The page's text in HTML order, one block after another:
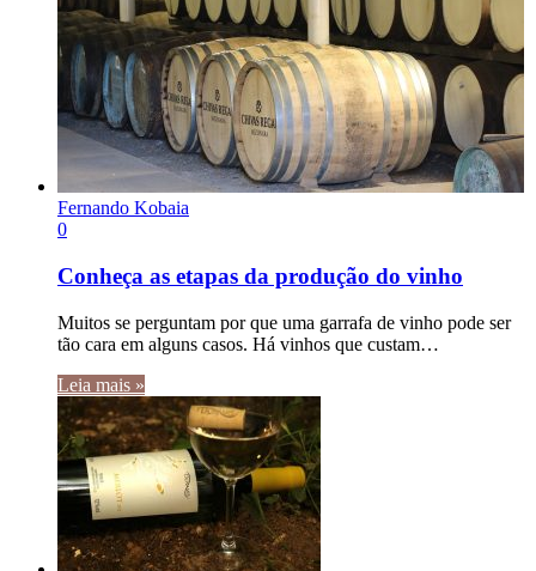
Fernando Kobaia
0
Conheça as etapas da produção do vinho
Muitos se perguntam por que uma garrafa de vinho pode ser
tão cara em alguns casos. Há vinhos que custam…
Leia mais »